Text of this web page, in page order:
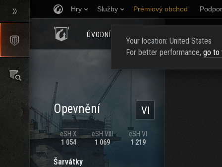
Hry Služby Prémiový obchod
ÚVODNÍ STRÁNKA
VI
Opevnění
eSH X
1 054
eSH VIII
1 069
eSH VI
1 219
Šarvátky
Your location: United States
For better performance, go to